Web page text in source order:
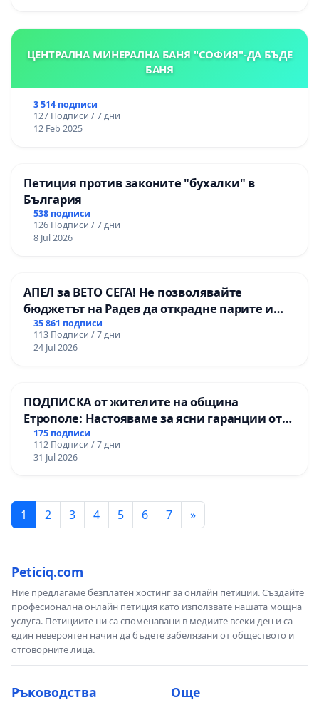
ЦЕНТРАЛНА МИНЕРАЛНА БАНЯ "СОФИЯ"-ДА БЪДЕ
БАНЯ
3 514 подписи
127 Подписи / 7 дни
12 Feb 2025
Петиция против законите "бухалки" в
България
538 подписи
126 Подписи / 7 дни
8 Jul 2026
АПЕЛ за ВЕТО СЕГА! Не позволявайте
бюджетът на Радев да открадне парите и
правата ни в тъмното
35 861 подписи
113 Подписи / 7 дни
24 Jul 2026
ПОДПИСКА от жителите на община
Етрополе: Настояваме за ясни гаранции от
“Елаците-МЕД” АД и от държавата, че ще се
изпълнят всички екологични норми!
175 подписи
112 Подписи / 7 дни
31 Jul 2026
1 2 3 4 5 6 7 »
Peticiq.com
Ние предлагаме безплатен хостинг за онлайн петиции. Създайте
професионална онлайн петиция като използвате нашата мощна
услуга. Петициите ни са споменавани в медиите всеки ден и са
един невероятен начин да бъдете забелязани от обществото и
отговорните лица.
Ръководства Още